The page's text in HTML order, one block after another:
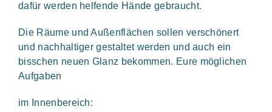
dafür werden helfende Hände gebraucht.
Die Räume und Außenflächen sollen verschönert
und nachhaltiger gestaltet werden und auch ein
bisschen neuen Glanz bekommen. Eure möglichen
Aufgaben
im Innenbereich: